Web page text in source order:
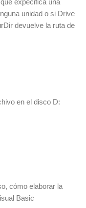
expecifica una
unidad o si Drive
devuelve la ruta de
en el disco D:
cómo elaborar la
Basic